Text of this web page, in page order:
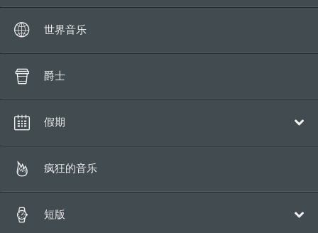
世界音乐
爵士
假期
圣诞
疯狂的音乐
短版